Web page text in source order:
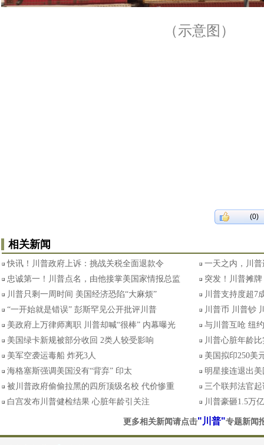
（示意图）
(0)
相关新闻
快讯！川普政府上诉：挑战关税全面退款令
一天之内，川
忠诚第一！川普点名，由他接掌美国家情报总监
突发！川普摊
川普只剩一周时间 美国经济恐陷“大麻烦”
川普支持度超7
“一开始就是错误” 彭斯罕见公开批评川普
川普币 川普钞
美政府上万律师离职 川普却喊“很棒” 内幕曝光
与川普互呛 纽
美国绿卡新规被部分收回 2类人较受影响
川普心脏年龄
美军空袭运毒船 炸死3人
美国拟印250美
海格塞斯强调美国没有“背弃” 印太
明星接连退出
被川普政府偷偷拉黑的四所顶级名校 代价惨重
三个联邦法官
白宫发布川普健检结果 心脏年龄引关注
川普豪砸1.5万
更多相关新闻请点击"川普"专题新闻